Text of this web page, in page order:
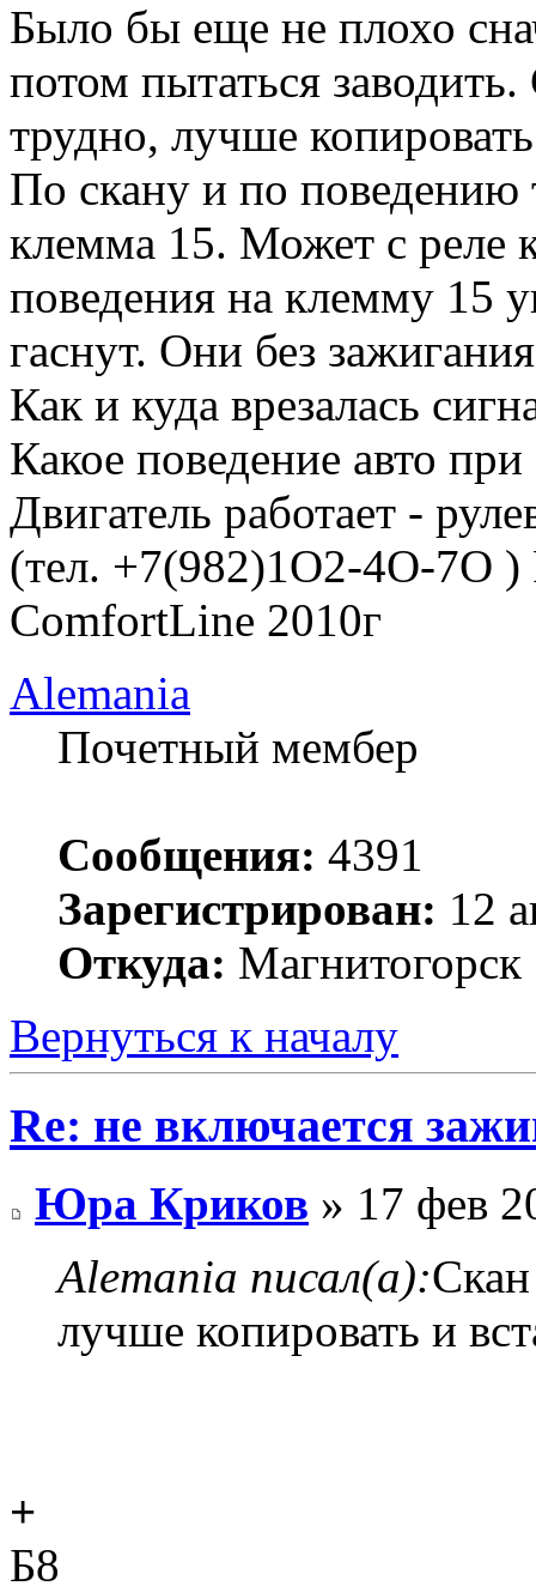
Было бы еще не плохо
потом пытаться
трудно, лучше
По скану и по поведению
клемма 15. Может с реле
поведения на клемму 15
гаснут. Они без
Как и куда врезалась
Какое поведение авто при
Двигатель работает -
(тел. +7(982)1O2-4O-7O
ComfortLine 2010г
Alemania
Почетный мембер
Сообщения: 4391
Зарегистрирован: 12
Откуда: Магнитогорск
Вернуться к началу
Re: не включается
Юра Криков » 17 фев
Alemania писал(а):
лучше копировать и
+
Б8